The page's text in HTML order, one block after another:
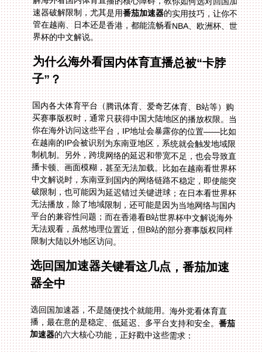
速器破解限制，尤其是用番茄加速器的实用技巧，让你不
管在越南、日本还是香港，都能流畅看NBA、欧洲杯、世
界杯的中文解说。
为什么海外看国内体育直播总被“卡脖
子”？
国内各大体育平台（腾讯体育、爱奇艺体育、B站等）购
买赛事版权时，通常只获得中国大陆地区的播放权限。当
你在海外访问这些平台，IP地址会暴露你的位置——比如
在越南的IP会被识别为东南亚地区，系统就会触发地域限
制机制。另外，跨境网络的延迟和带宽不足，也会导致直
播卡顿、画面模糊，甚至无法加载。比如在越南看世界杯
中文解说时，东南亚到国内的网络链路不稳定，即使能突
破限制，也可能因为延迟错过关键进球；在日本看世界杯
无法播放，除了地域限制，还可能是因为当地网络与国内
平台的兼容性问题；而在香港看B站世界杯中文解说海外
无法观看，虽然地理位置近，但B站的部分赛事版权同样
限制大陆以外地区访问。
选回国加速器关键看这几点，番茄加速
器全中
选回国加速器，不是随便找个就能用。海外党看体育直
播，最在意的是稳定、低延迟、多平台支持和安全。番茄
加速器的六大核心功能，正好戳中这些需求：